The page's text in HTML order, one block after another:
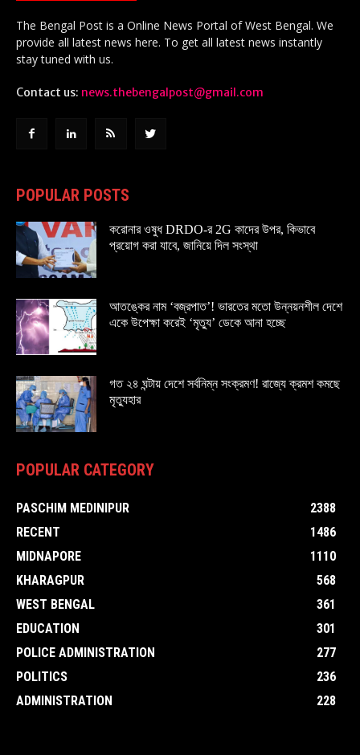
The Bengal Post is a Online News Portal of West Bengal. We
provide all latest news here. To get all latest news instantly
stay tuned with us.
Contact us: news.thebengalpost@gmail.com
POPULAR POSTS
করোনার ওষুধ DRDO-র 2G কাদের উপর, কিভাবে
প্রয়োগ করা যাবে, জানিয়ে দিল সংস্থা
আতঙ্কের নাম ‘বজ্রপাত’! ভারতের মতো উন্নয়নশীল দেশে
একে উপেক্ষা করেই ‘মৃত্যু’ ডেকে আনা হচ্ছে
গত ২৪ ঘন্টায় দেশে সর্বনিম্ন সংক্রমণ! রাজ্যে ক্রমশ কমছে
মৃত্যুহার
POPULAR CATEGORY
PASCHIM MEDINIPUR
2388
RECENT
1486
MIDNAPORE
1110
KHARAGPUR
568
WEST BENGAL
361
EDUCATION
301
POLICE ADMINISTRATION
277
POLITICS
236
ADMINISTRATION
228